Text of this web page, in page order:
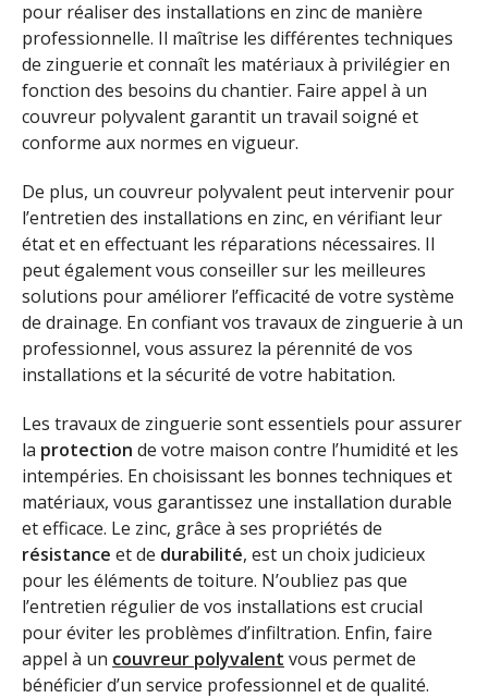
pour réaliser des installations en zinc de manière
professionnelle. Il maîtrise les différentes techniques
de zinguerie et connaît les matériaux à privilégier en
fonction des besoins du chantier. Faire appel à un
couvreur polyvalent garantit un travail soigné et
conforme aux normes en vigueur.
De plus, un couvreur polyvalent peut intervenir pour
l’entretien des installations en zinc, en vérifiant leur
état et en effectuant les réparations nécessaires. Il
peut également vous conseiller sur les meilleures
solutions pour améliorer l’efficacité de votre système
de drainage. En confiant vos travaux de zinguerie à un
professionnel, vous assurez la pérennité de vos
installations et la sécurité de votre habitation.
Les travaux de zinguerie sont essentiels pour assurer
la protection de votre maison contre l’humidité et les
intempéries. En choisissant les bonnes techniques et
matériaux, vous garantissez une installation durable
et efficace. Le zinc, grâce à ses propriétés de
résistance et de durabilité, est un choix judicieux
pour les éléments de toiture. N’oubliez pas que
l’entretien régulier de vos installations est crucial
pour éviter les problèmes d’infiltration. Enfin, faire
appel à un couvreur polyvalent vous permet de
bénéficier d’un service professionnel et de qualité.